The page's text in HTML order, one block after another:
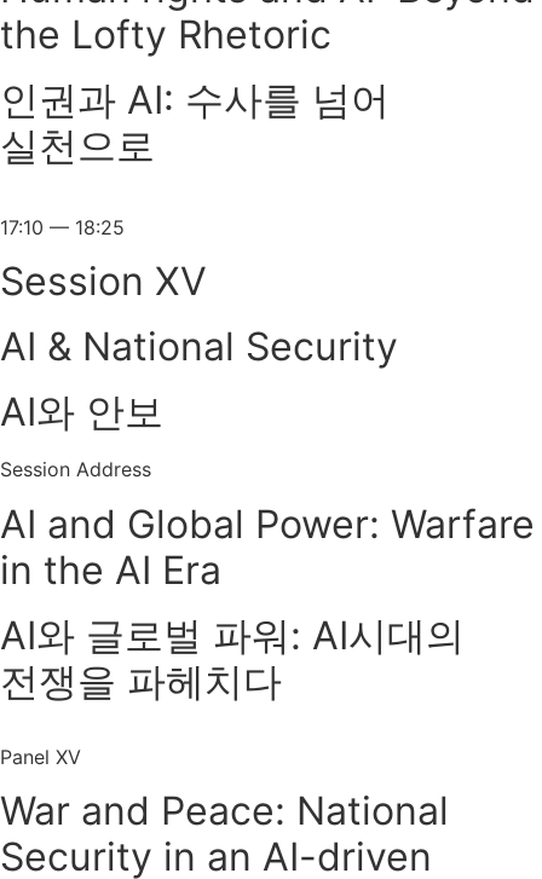
the Lofty Rhetoric
인권과 AI: 수사를 넘어
실천으로
17:10 — 18:25
Session XV
AI & National Security
AI와 안보
Session Address
AI and Global Power: Warfare
in the AI Era
AI와 글로벌 파워: AI시대의
전쟁을 파헤치다
Panel XV
War and Peace: National
Security in an AI-driven